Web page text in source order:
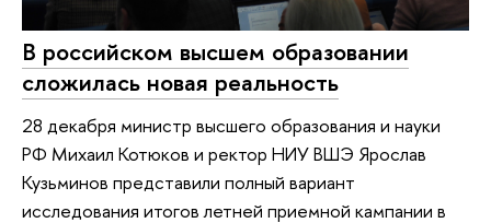
В российском высшем образовании
сложилась новая реальность
28 декабря министр высшего образования и науки
РФ Михаил Котюков и ректор НИУ ВШЭ Ярослав
Кузьминов представили полный вариант
исследования итогов летней приемной кампании в